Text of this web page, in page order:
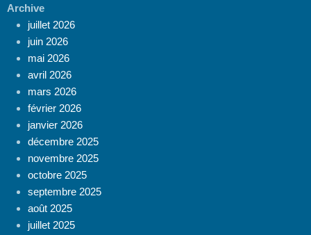
Archive
juillet 2026
juin 2026
mai 2026
avril 2026
mars 2026
février 2026
janvier 2026
décembre 2025
novembre 2025
octobre 2025
septembre 2025
août 2025
juillet 2025